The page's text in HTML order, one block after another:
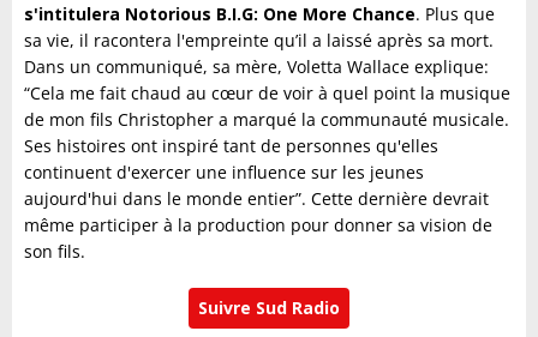
s'intitulera Notorious B.I.G: One More Chance. Plus que
sa vie, il racontera l'empreinte qu’il a laissé après sa mort.
Dans un communiqué, sa mère, Voletta Wallace explique:
“Cela me fait chaud au cœur de voir à quel point la musique
de mon fils Christopher a marqué la communauté musicale.
Ses histoires ont inspiré tant de personnes qu'elles
continuent d'exercer une influence sur les jeunes
aujourd'hui dans le monde entier”. Cette dernière devrait
même participer à la production pour donner sa vision de
son fils.
Suivre Sud Radio